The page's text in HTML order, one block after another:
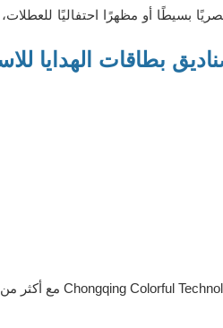
صناديق بطاقات الهدايا